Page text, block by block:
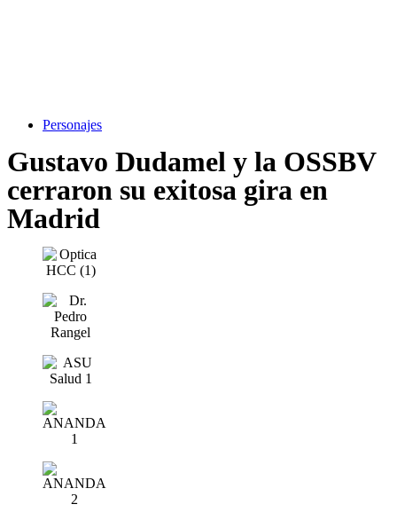
Personajes
Gustavo Dudamel y la OSSBV
cerraron su exitosa gira en
Madrid